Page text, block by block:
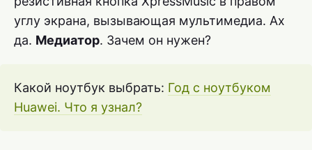
углу экрана, вызывающая мультимедиа. Ах
да. Медиатор. Зачем он нужен?
Какой ноутбук выбрать: Год с ноутбуком
Huawei. Что я узнал?